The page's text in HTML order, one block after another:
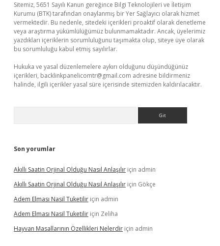
Sitemiz, 5651 Sayılı Kanun gereğince Bilgi Teknolojileri ve İletişim
Kurumu (BTK) tarafından onaylanmış bir Yer Sağlayıcı olarak hizmet
vermektedir. Bu nedenle, sitedeki içerikleri proaktif olarak denetleme
veya araştırma yükümlülüğümüz bulunmamaktadır. Ancak, üyelerimiz
yazdıkları içeriklerin sorumluluğunu taşımakta olup, siteye üye olarak
bu sorumluluğu kabul etmiş sayılırlar.
Hukuka ve yasal düzenlemelere aykırı olduğunu düşündüğünüz
içerikleri, backlinkpanelicomtr@gmail.com adresine bildirmeniz
halinde, ilgili içerikler yasal süre içerisinde sitemizden kaldırılacaktır.
Son yorumlar
Akıllı Saatin Orjinal Olduğu Nasıl Anlaşılır için admin
Akıllı Saatin Orjinal Olduğu Nasıl Anlaşılır için Gökçe
Adem Elması Nasil Tuketilir için admin
Adem Elması Nasil Tuketilir için Zeliha
Hayvan Masallarının Özellikleri Nelerdir için admin